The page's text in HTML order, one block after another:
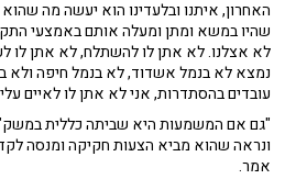
האחרון, איתנו ובלעדינו הוא יעשה מה
שהיו במשא ומתן ומעלה אותם באמצעי
לא אצלנו. לא אתן לו להשתלח, לא אתן לו
עובדים בהסתדרות, אני לא אתן לו לאיים
"גם אם המשמעות היא שביתה כללית
ונראה שהוא מביא הצעות חקיקה ומנסה
אמר.